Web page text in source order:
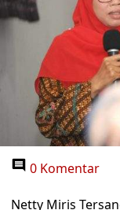
0 Komentar
Netty Miris